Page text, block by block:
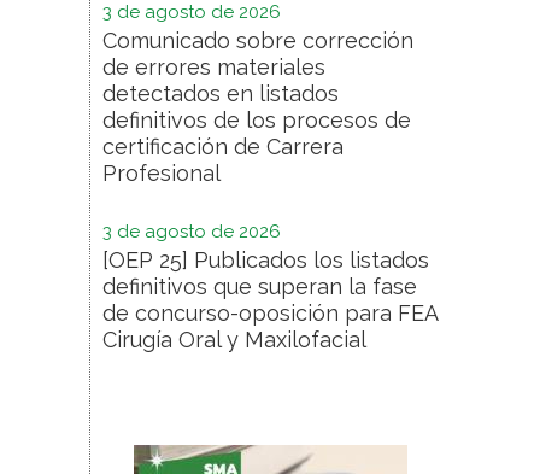
3 de agosto de 2026
Comunicado sobre corrección
de errores materiales
detectados en listados
definitivos de los procesos de
certificación de Carrera
Profesional
3 de agosto de 2026
[OEP 25] Publicados los listados
definitivos que superan la fase
de concurso-oposición para FEA
Cirugía Oral y Maxilofacial